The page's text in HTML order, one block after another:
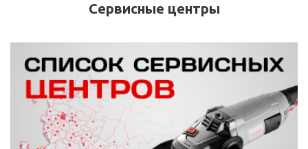
Сервисные центры